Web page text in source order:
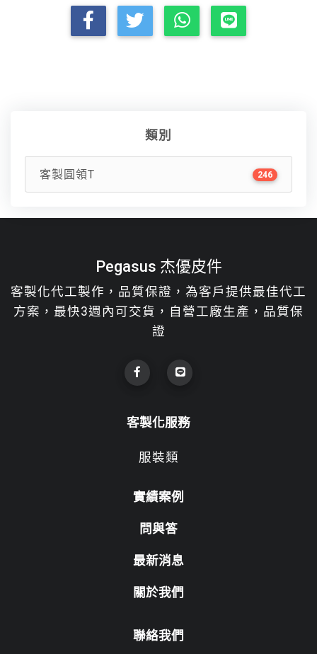
類別
客製圓領T 246
Pegasus 杰優皮件
客製化代工製作，品質保證，為客戶提供最佳代工
方案，最快3週內可交貨，自營工廠生產，品質保
證
客製化服務
服裝類
實績案例
問與答
最新消息
關於我們
聯絡我們